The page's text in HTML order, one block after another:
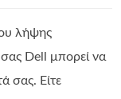
λήψης
Dell μπορεί να
σας. Είτε